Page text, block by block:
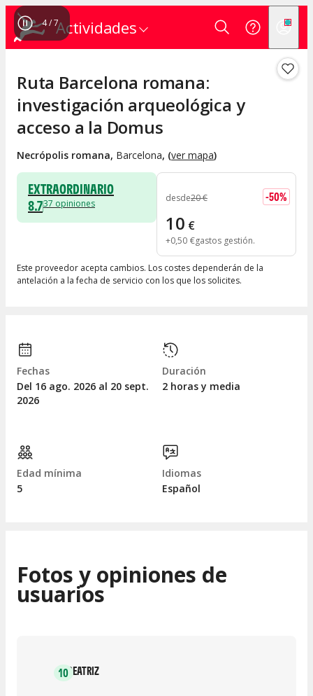
Actividades
4/7
Ruta Barcelona romana:
investigación arqueológica y
acceso a la Domus
Necrópolis romana, Barcelona, (ver mapa)
EXTRAORDINARIO
8.737 opiniones desde20€ -50%
10 €
+0,50 €gastos gestión
Este proveedor acepta cambios. Los costes dependerán de la
antelación a la fecha de servicio con los que los solicites.
Fechas
Del 16 ago. 2026 al 20 sept.
2026
Duración
2 horas y media
Edad mínima
5
Idiomas
Español
Fotos y opiniones de
usuarios
10BEATRIZ